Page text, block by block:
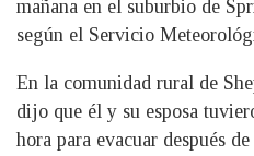
mañana en el suburbio de
según el Servicio
En la comunidad rural de
dijo que él y su esposa
hora para evacuar después